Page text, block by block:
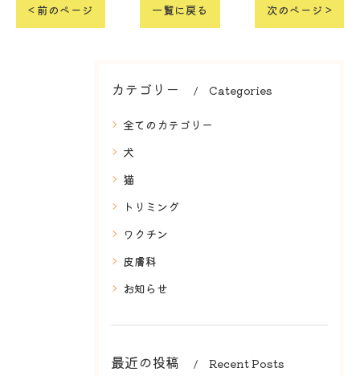
< 前のページ 一覧に戻る 次のページ >
カテゴリー Categories
全てのカテゴリー
犬
猫
トリミング
ワクチン
皮膚科
お知らせ
最近の投稿 Recent Posts